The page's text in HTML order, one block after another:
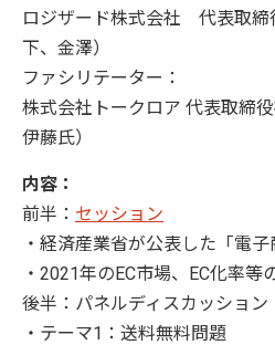
ロジザード株式会社 代表取
下、金澤）
ファシリテーター：
株式会社トークロア 代表取締
伊藤氏）
内容：
前半： セッション
・経済産業省が公表した「電子
・2021年のEC市場、EC化率等
後半：パネルディスカッション
・テーマ1：送料無料問題